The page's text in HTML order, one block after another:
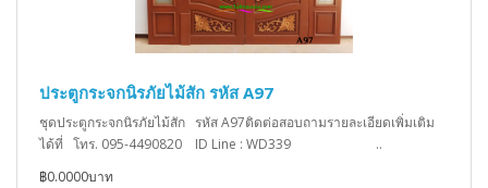
ประตูกระจกนิรภัยไม้สัก รหัส A97
ชุดประตูกระจกนิรภัยไม้สัก รหัส A97ติดต่อสอบถามรายละเอียดเพิ่มเติม
ได้ที่ โทร. 095-4490820 ID Line : WD339 ..
฿0.0000บาท